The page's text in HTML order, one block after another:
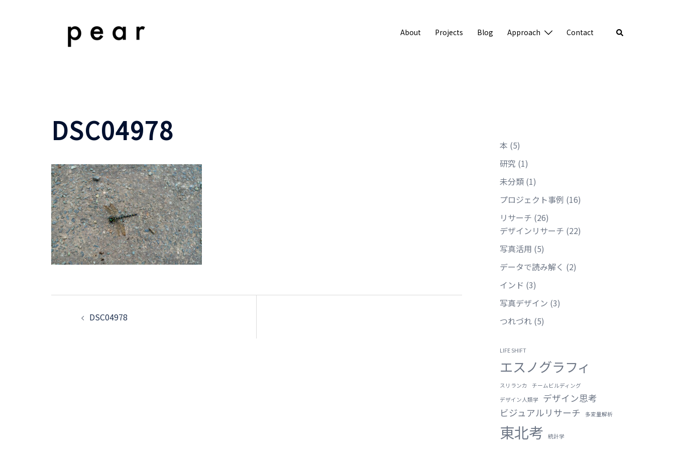
About Projects Blog Approach Contact 検
索
DSC04978
投
DSC04978
本 (5)
研究 (1)
未分類(1)
プロジェクト事例 (16)
リサーチ (26)
デザインリサーチ (22)
写真活用 (5)
データで読み解く (2)
インド (3)
写真デザイン (3)
つれづれ(5)
LIFE SHIFT
エスノグラフィ
スリランカ
チームビルディング
デザイン人類学
デザイン思考
ビジュアルリサーチ
多変量解析
東北考 統計学